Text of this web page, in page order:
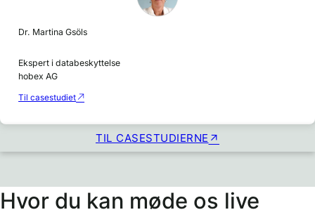
Dr. Martina Gsöls
Ekspert i databeskyttelse
hobex AG
Til casestudiet
TIL CASESTUDIERNE
Hvor du kan møde os live